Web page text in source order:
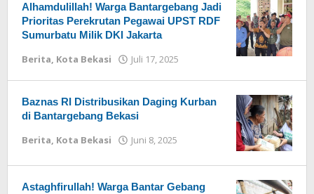
Alhamdulillah! Warga Bantargebang Jadi
Prioritas Perekrutan Pegawai UPST RDF
Sumurbatu Milik DKI Jakarta
Berita, Kota Bekasi Juli 17, 2025
Baznas RI Distribusikan Daging Kurban
di Bantargebang Bekasi
Berita, Kota Bekasi Juni 8, 2025
Astaghfirullah! Warga Bantar Gebang